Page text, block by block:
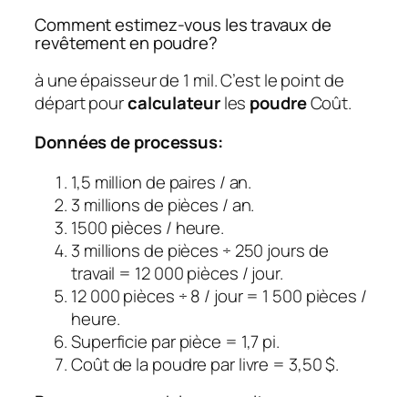
Comment estimez-vous les travaux de
revêtement en poudre?
à une épaisseur de 1 mil. C’est le point de
départ pourcalculateurles poudreCoût.
Données de processus:
1,5 million de paires / an.
3 millions de pièces / an.
1500 pièces / heure.
3 millions de pièces ÷ 250 jours de
travail = 12 000 pièces / jour.
12 000 pièces ÷ 8 / jour = 1 500 pièces /
heure.
Superficie par pièce = 1,7 pi.
Coût de la poudre par livre = 3,50 $.